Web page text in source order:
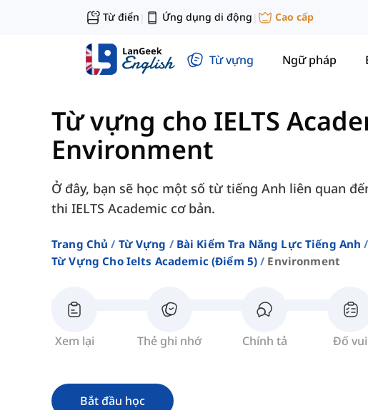
Từ điển | Ứng dụng di động | Cao cấp
Từ vựng Ngữ pháp
Từ vựng cho IELTS
Environment
Ở đây, bạn sẽ học một số từ tiếng Anh liên quan
thi IELTS Academic cơ bản.
Trang Chủ Từ Vựng
Bài Kiểm Tra Năng Lực Tiếng Anh
Từ Vựng Cho Ielts Academic (điểm 5)
Environment
Xem lại Thẻ ghi nhớ Chính tả Đố vui
Bắt đầu học